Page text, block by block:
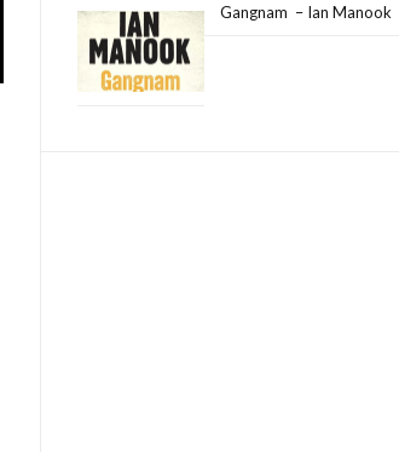
Gangnam – Ian Manook